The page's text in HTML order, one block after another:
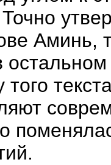
Аминь,
того